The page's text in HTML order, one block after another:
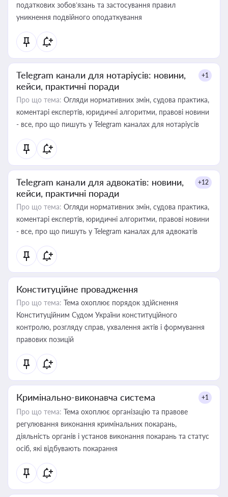
податкових зобов’язань та застосування правил
уникнення подвійного оподаткування
Telegram канали для нотаріусів: новини,
кейси, практичні поради
+1
Про що тема: Огляди нормативних змін, судова практика,
коментарі експертів, юридичні алгоритми, правові новини
- все, про що пишуть у Telegram каналах для нотаріусів
Telegram канали для адвокатів: новини,
кейси, практичні поради
+12
Про що тема: Огляди нормативних змін, судова практика,
коментарі експертів, юридичні алгоритми, правові новини
- все, про що пишуть у Telegram каналах для адвокатів
Конституційне провадження
Про що тема: Тема охоплює порядок здійснення
Конституційним Судом України конституційного
контролю, розгляду справ, ухвалення актів і формування
правових позицій
Кримінально-виконавча система +1
Про що тема: Тема охоплює організацію та правове
регулювання виконання кримінальних покарань,
діяльність органів і установ виконання покарань та статус
осіб, які відбувають покарання